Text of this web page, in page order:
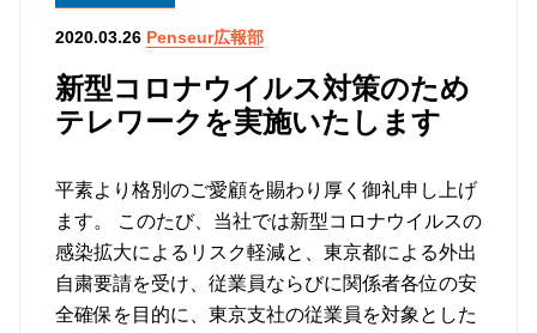
新型コロナウイルス対策のため
テレワークを実施いたします
2020.03.26 Penseur広報部
平素より格別のご愛顧を賜わり厚く御礼申し上げ
ます。 このたび、当社では新型コロナウイルスの
感染拡大によるリスク軽減と、東京都による外出
自粛要請を受け、従業員ならびに関係者各位の安
全確保を目的に、東京支社の従業員を対象とした